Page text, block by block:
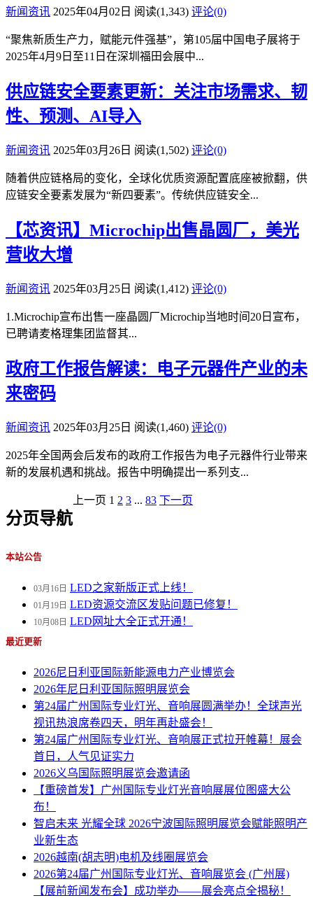
新闻资讯 2025年04月02日 阅读(1,343) 评论(0)
“聚焦新质生产力，赋能元件强基”，第105届中国电子展将于
2025年4月9日至11日在深圳福田会展中...
供应链安全要素更新：关注市场需求、韧
性、预测、AI导入
新闻资讯 2025年03月26日 阅读(1,502) 评论(0)
随着供应链格局的变化，全球化优质资源配置底座被掀翻，供
应链安全要素发展为“新四要素”。传统供应链安全...
【芯资讯】Microchip出售晶圆厂，美光
营收大增
新闻资讯 2025年03月25日 阅读(1,412) 评论(0)
1.Microchip宣布出售一座晶圆厂Microchip当地时间20日宣布，
已聘请麦格理集团监督其...
政府工作报告解读：电子元器件产业的未
来密码
新闻资讯 2025年03月25日 阅读(1,460) 评论(0)
2025年全国两会后发布的政府工作报告为电子元器件行业带来
新的发展机遇和挑战。报告中明确提出一系列支...
分页导航
上一页 1 2 3 ... 83 下一页
本站公告
03月16日 LED之家新版正式上线！
01月19日 LED资源交流区发贴问题已修复！
10月08日 LED网址大全正式开通！
最近更新
2026尼日利亚国际新能源电力产业博览会
2026年尼日利亚国际照明展览会
第24届广州国际专业灯光、音响展圆满举办！全球声光
视讯热浪席卷四天，明年再赴盛会！
第24届广州国际专业灯光、音响展正式拉开帷幕！展会
首日，人气见证实力
2026义乌国际照明展览会邀请函
【重磅首发】广州国际专业灯光音响展展位图盛大公
布！
智启未来 光耀全球 2026宁波国际照明展览会赋能照明产
业新生态
2026越南(胡志明)电机及线圈展览会
2026第24届广州国际专业灯光、音响展览会 (广州展)
【展前新闻发布会】成功举办——展会亮点全揭秘！